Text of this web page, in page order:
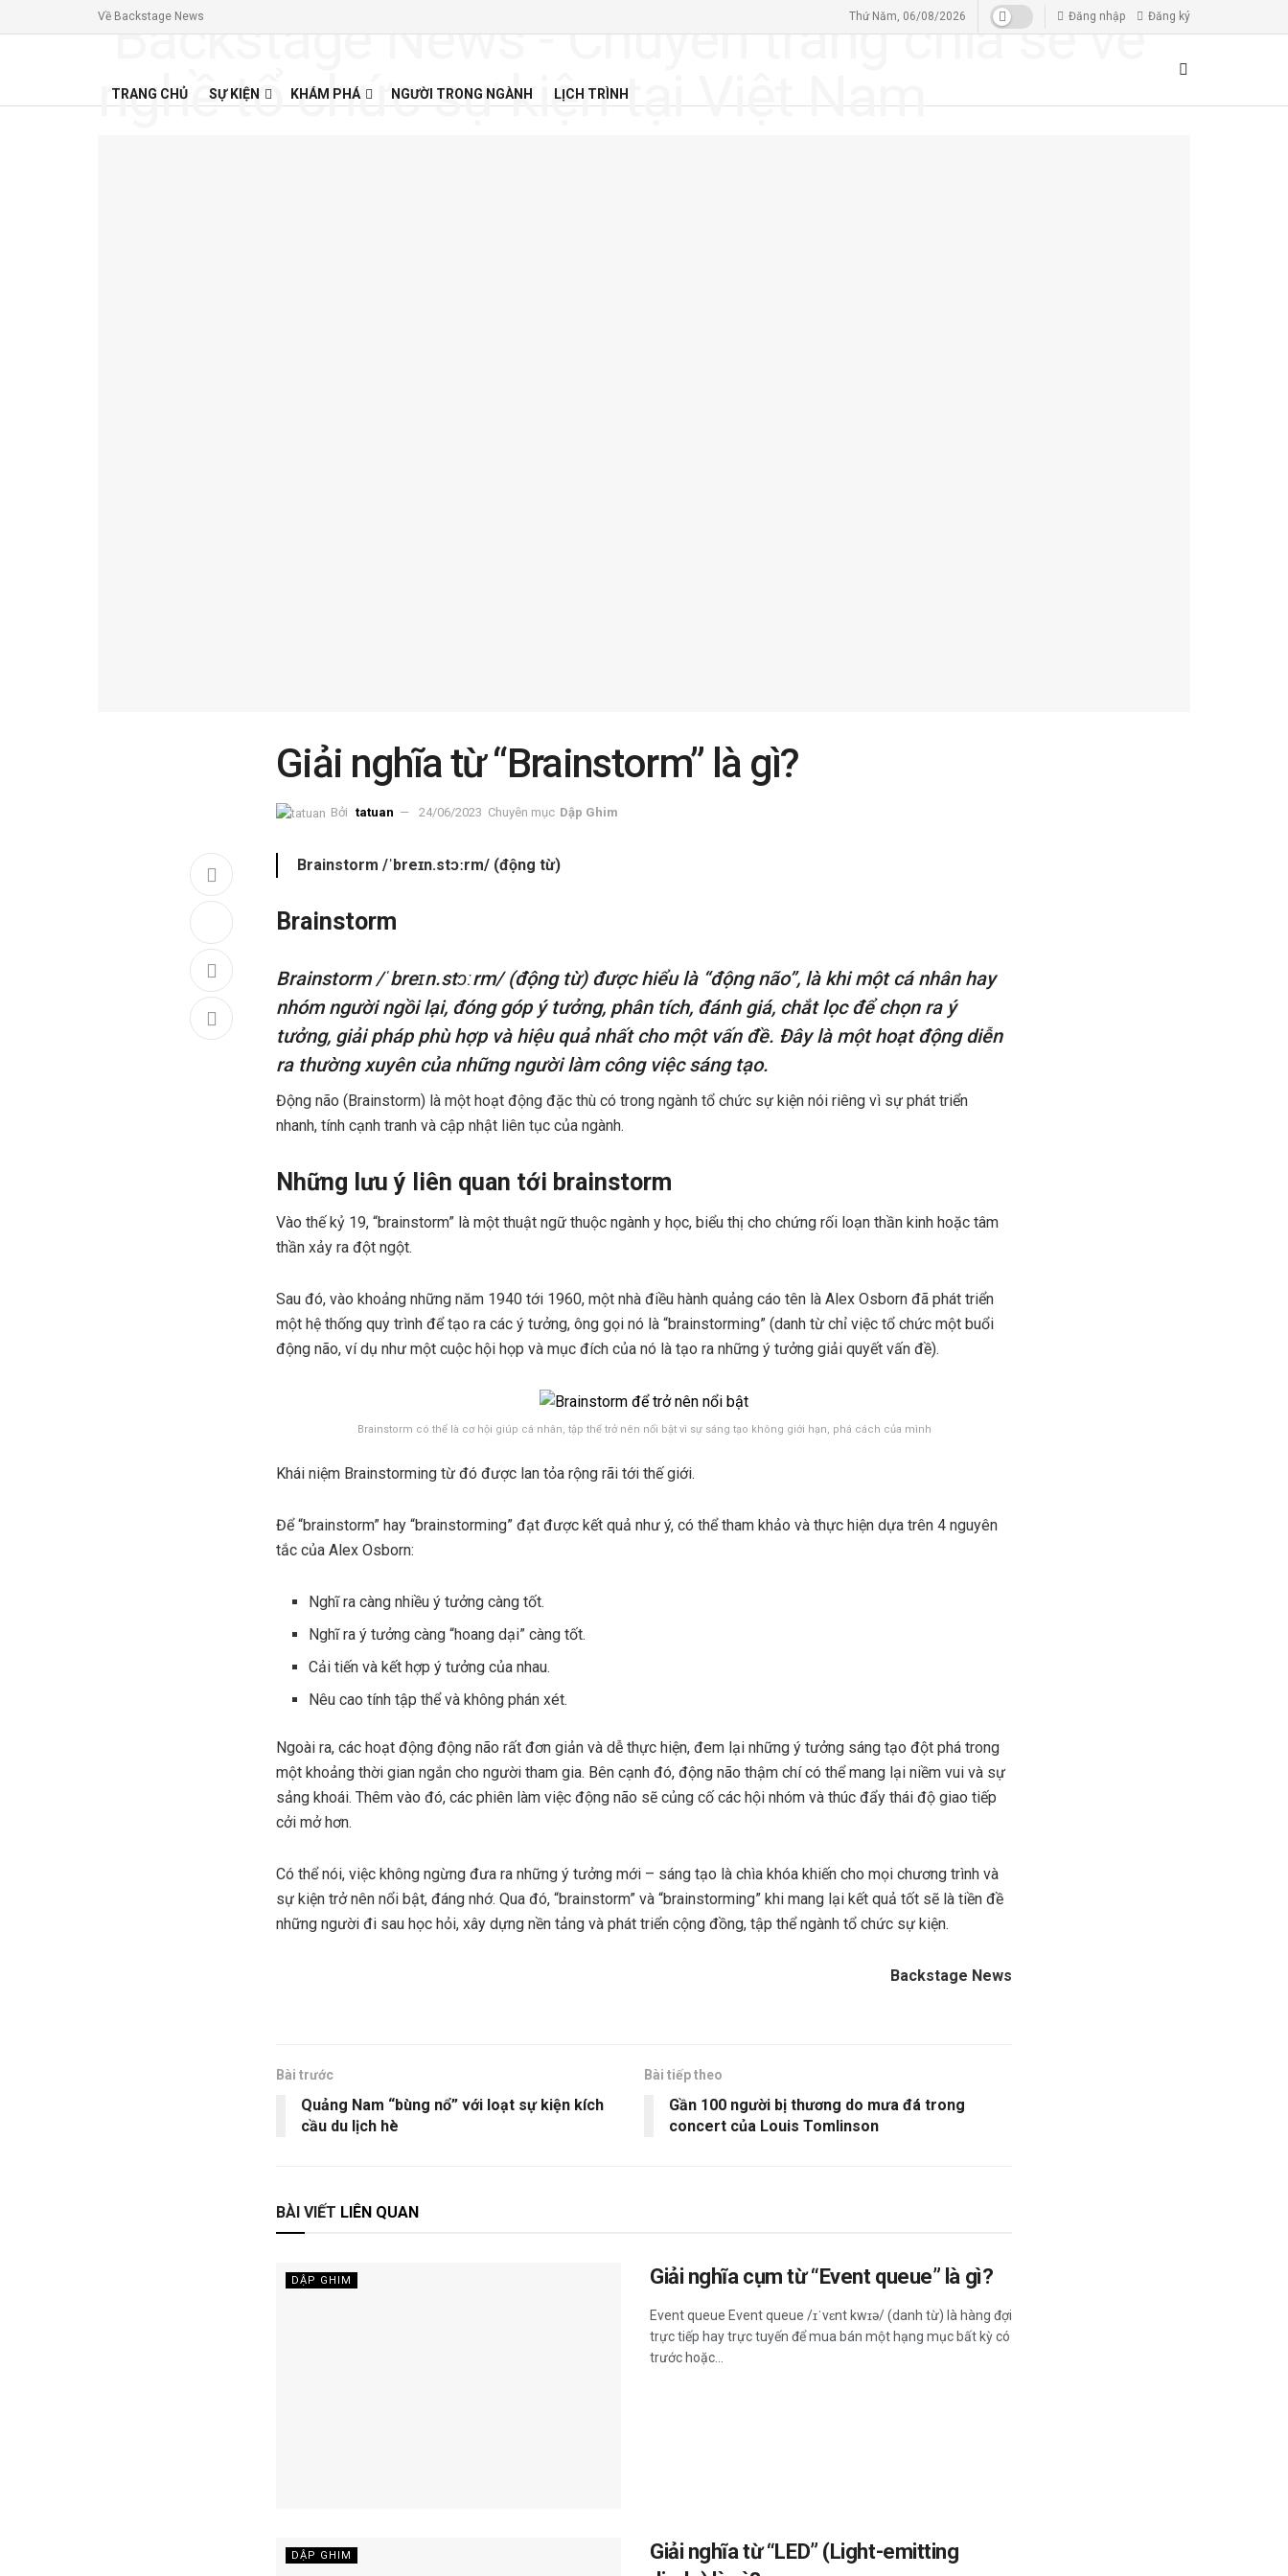
Về Backstage News Thứ Năm, 06/08/2026 Đăng nhập Đăng ký
TRANG CHỦ SỰ KIỆN KHÁM PHÁ NGƯỜI TRONG NGÀNH LỊCH TRÌNH
Giải nghĩa từ “Brainstorm” là gì?
Bởi tatuan 24/06/2023 Chuyên mục Dập Ghim
Brainstorm /ˈbreɪn.stɔːrm/ (động từ)
Brainstorm
Brainstorm /ˈbreɪn.stɔːrm/ (động từ) được hiểu là “động não”, là khi một cá nhân hay
nhóm người ngồi lại, đóng góp ý tưởng, phân tích, đánh giá, chắt lọc để chọn ra ý
tưởng, giải pháp phù hợp và hiệu quả nhất cho một vấn đề. Đây là một hoạt động diễn
ra thường xuyên của những người làm công việc sáng tạo.
Động não (Brainstorm) là một hoạt động đặc thù có trong ngành tổ chức sự kiện nói riêng vì sự phát triển
nhanh, tính cạnh tranh và cập nhật liên tục của ngành.
Những lưu ý liên quan tới brainstorm
Vào thế kỷ 19, “brainstorm” là một thuật ngữ thuộc ngành y học, biểu thị cho chứng rối loạn thần kinh hoặc tâm
thần xảy ra đột ngột.
Sau đó, vào khoảng những năm 1940 tới 1960, một nhà điều hành quảng cáo tên là Alex Osborn đã phát triển
một hệ thống quy trình để tạo ra các ý tưởng, ông gọi nó là “brainstorming” (danh từ chỉ việc tổ chức một buổi
động não, ví dụ như một cuộc hội họp và mục đích của nó là tạo ra những ý tưởng giải quyết vấn đề).
Brainstorm có thể là cơ hội giúp cá nhân, tập thể trở nên nổi bật vì sự sáng tạo không giới hạn, phá cách của mình
Khái niệm Brainstorming từ đó được lan tỏa rộng rãi tới thế giới.
Để “brainstorm” hay “brainstorming” đạt được kết quả như ý, có thể tham khảo và thực hiện dựa trên 4 nguyên
tắc của Alex Osborn:
Nghĩ ra càng nhiều ý tưởng càng tốt.
Nghĩ ra ý tưởng càng “hoang dại” càng tốt.
Cải tiến và kết hợp ý tưởng của nhau.
Nêu cao tính tập thể và không phán xét.
Ngoài ra, các hoạt động động não rất đơn giản và dễ thực hiện, đem lại những ý tưởng sáng tạo đột phá trong
một khoảng thời gian ngắn cho người tham gia. Bên cạnh đó, động não thậm chí có thể mang lại niềm vui và sự
sảng khoái. Thêm vào đó, các phiên làm việc động não sẽ củng cố các hội nhóm và thúc đẩy thái độ giao tiếp
cởi mở hơn.
Có thể nói, việc không ngừng đưa ra những ý tưởng mới – sáng tạo là chìa khóa khiến cho mọi chương trình và
sự kiện trở nên nổi bật, đáng nhớ. Qua đó, “brainstorm” và “brainstorming” khi mang lại kết quả tốt sẽ là tiền đề
những người đi sau học hỏi, xây dựng nền tảng và phát triển cộng đồng, tập thể ngành tổ chức sự kiện.
Backstage News
Bài trước
Quảng Nam “bùng nổ” với loạt sự kiện kích
cầu du lịch hè
Bài tiếp theo
Gần 100 người bị thương do mưa đá trong
concert của Louis Tomlinson
BÀI VIẾT LIÊN QUAN
DẬP GHIM Giải nghĩa cụm từ “Event queue” là gì?
Event queue Event queue /ɪˈvɛnt kwɪə/ (danh từ) là hàng đợi
trực tiếp hay trực tuyến để mua bán một hạng mục bất kỳ có
trước hoặc...
DẬP GHIM
Giải nghĩa từ “LED” (Light-emitting